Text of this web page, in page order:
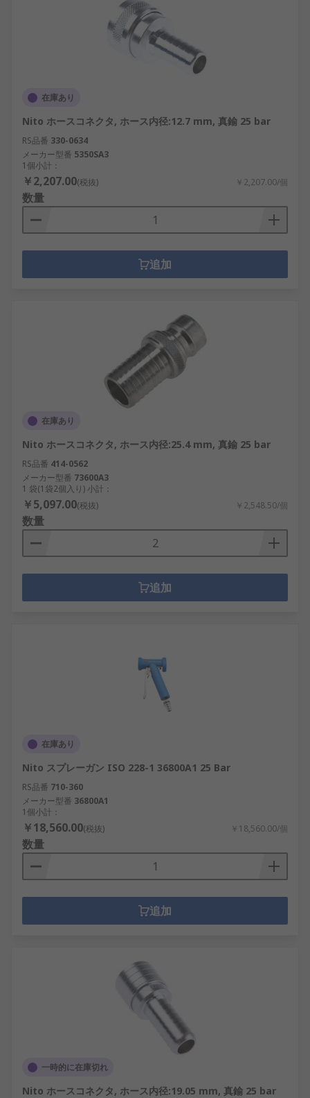
在庫あり
Nito ホースコネクタ, ホース内径:12.7 mm, 真鍮 25 bar
RS品番 330-0634
メーカー型番 5350SA3
1個小計：
￥2,207.00(税抜) ￥2,207.00/個
数量
追加
在庫あり
Nito ホースコネクタ, ホース内径:25.4 mm, 真鍮 25 bar
RS品番 414-0562
メーカー型番 73600A3
1 袋(1袋2個入り) 小計：
￥5,097.00(税抜) ￥2,548.50/個
数量
追加
在庫あり
Nito スプレーガン ISO 228-1 36800A1 25 Bar
RS品番 710-360
メーカー型番 36800A1
1個小計：
￥18,560.00(税抜) ￥18,560.00/個
数量
追加
一時的に在庫切れ
Nito ホースコネクタ, ホース内径:19.05 mm, 真鍮 25 bar